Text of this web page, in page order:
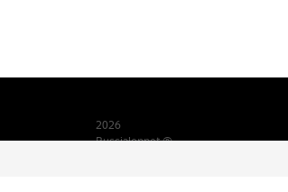
2026
Russialoppet ®